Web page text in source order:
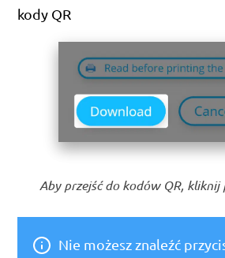
kody QR
Aby przejść do kodów QR, kliknij
Nie możesz znaleźć